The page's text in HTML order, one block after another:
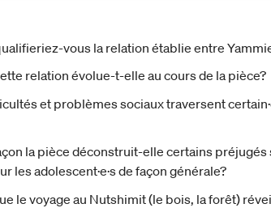
vous la relation établie entre
relation évolue-t-elle au cours de la pièce?
et problèmes sociaux traversent
la pièce déconstruit-elle certains préjugés
‎les adolescent·e·s de façon générale?
le voyage au Nutshimit (le bois, la forêt)